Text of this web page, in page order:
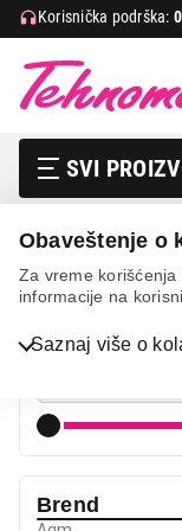
Obaveštenje o
Za vreme
informacije na
Saznaj više o
Korisnička podrška:
SVI
Bela tehnika
TV, audio,
IT & Gaming
Sve za kuću i
Cena od
Brend